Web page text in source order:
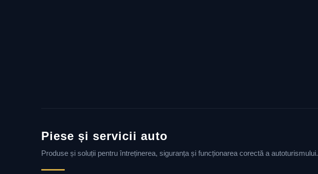
Piese și servicii auto
Produse și soluții pentru întreținerea, siguranța și funcționarea corectă a autoturismului.